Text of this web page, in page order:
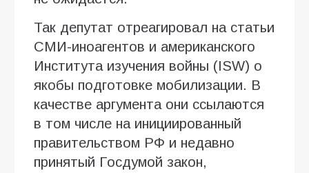
Так депутат отреагировал на статьи
СМИ-иноагентов и американского
Института изучения войны (ISW) о
якобы подготовке мобилизации. В
качестве аргумента они ссылаются
в том числе на инициированный
правительством РФ и недавно
принятый Госдумой закон,